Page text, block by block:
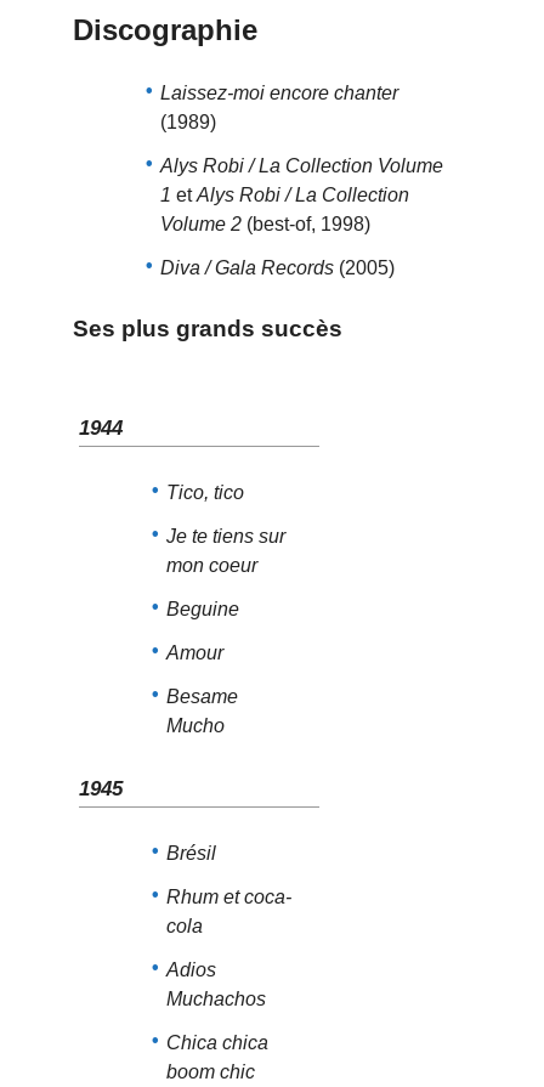
Discographie
Laissez-moi encore chanter
(1989)
Alys Robi / La Collection Volume
1 etAlys Robi / La Collection
Volume 2(best-of, 1998)
Diva / Gala Records(2005)
Ses plus grands succès
1944
Tico, tico
Je te tiens sur
mon coeur
Beguine
Amour
Besame
Mucho
1945
Brésil
Rhum et coca-
cola
Adios
Muchachos
Chica chica
boom chic